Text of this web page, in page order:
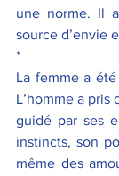
une norme. Il
source d’envie
*
La femme a
L’homme a pris
guidé par ses
instincts, son
même des